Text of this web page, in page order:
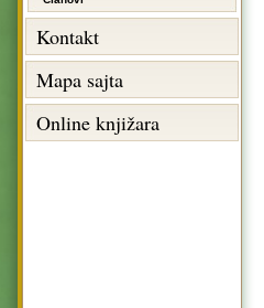
Kontakt
Mapa sajta
Online knjižara